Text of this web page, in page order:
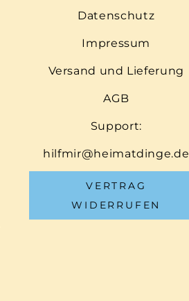
Datenschutz
Impressum
Versand und Lieferung
AGB
Support:
hilfmir@heimatdinge.de
VERTRAG
WIDERRUFEN